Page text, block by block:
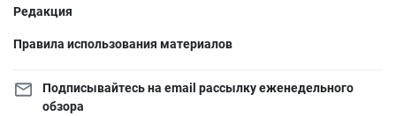
Редакция
Правила использования материалов
Подписывайтесь на email рассылку еженедельного
обзора